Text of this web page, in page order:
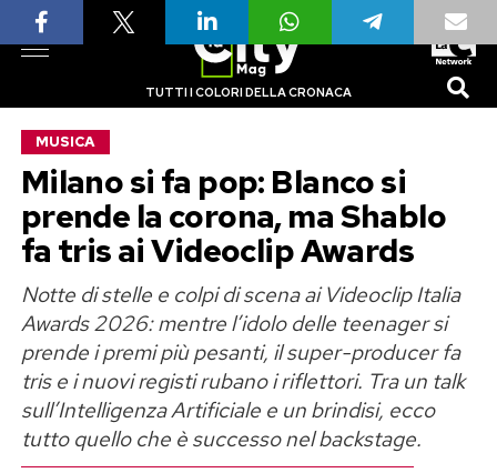
TUTTI I COLORI DELLA CRONACA
MUSICA
Milano si fa pop: Blanco si
prende la corona, ma Shablo
fa tris ai Videoclip Awards
Notte di stelle e colpi di scena ai Videoclip Italia
Awards 2026: mentre l’idolo delle teenager si
prende i premi più pesanti, il super-producer fa
tris e i nuovi registi rubano i riflettori. Tra un talk
sull’Intelligenza Artificiale e un brindisi, ecco
tutto quello che è successo nel backstage.